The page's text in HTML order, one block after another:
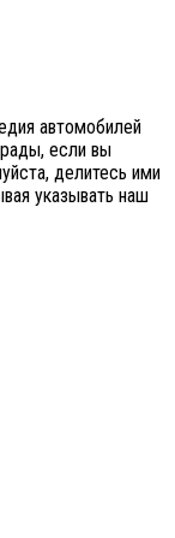
если вы
делитесь ими
указывать наш